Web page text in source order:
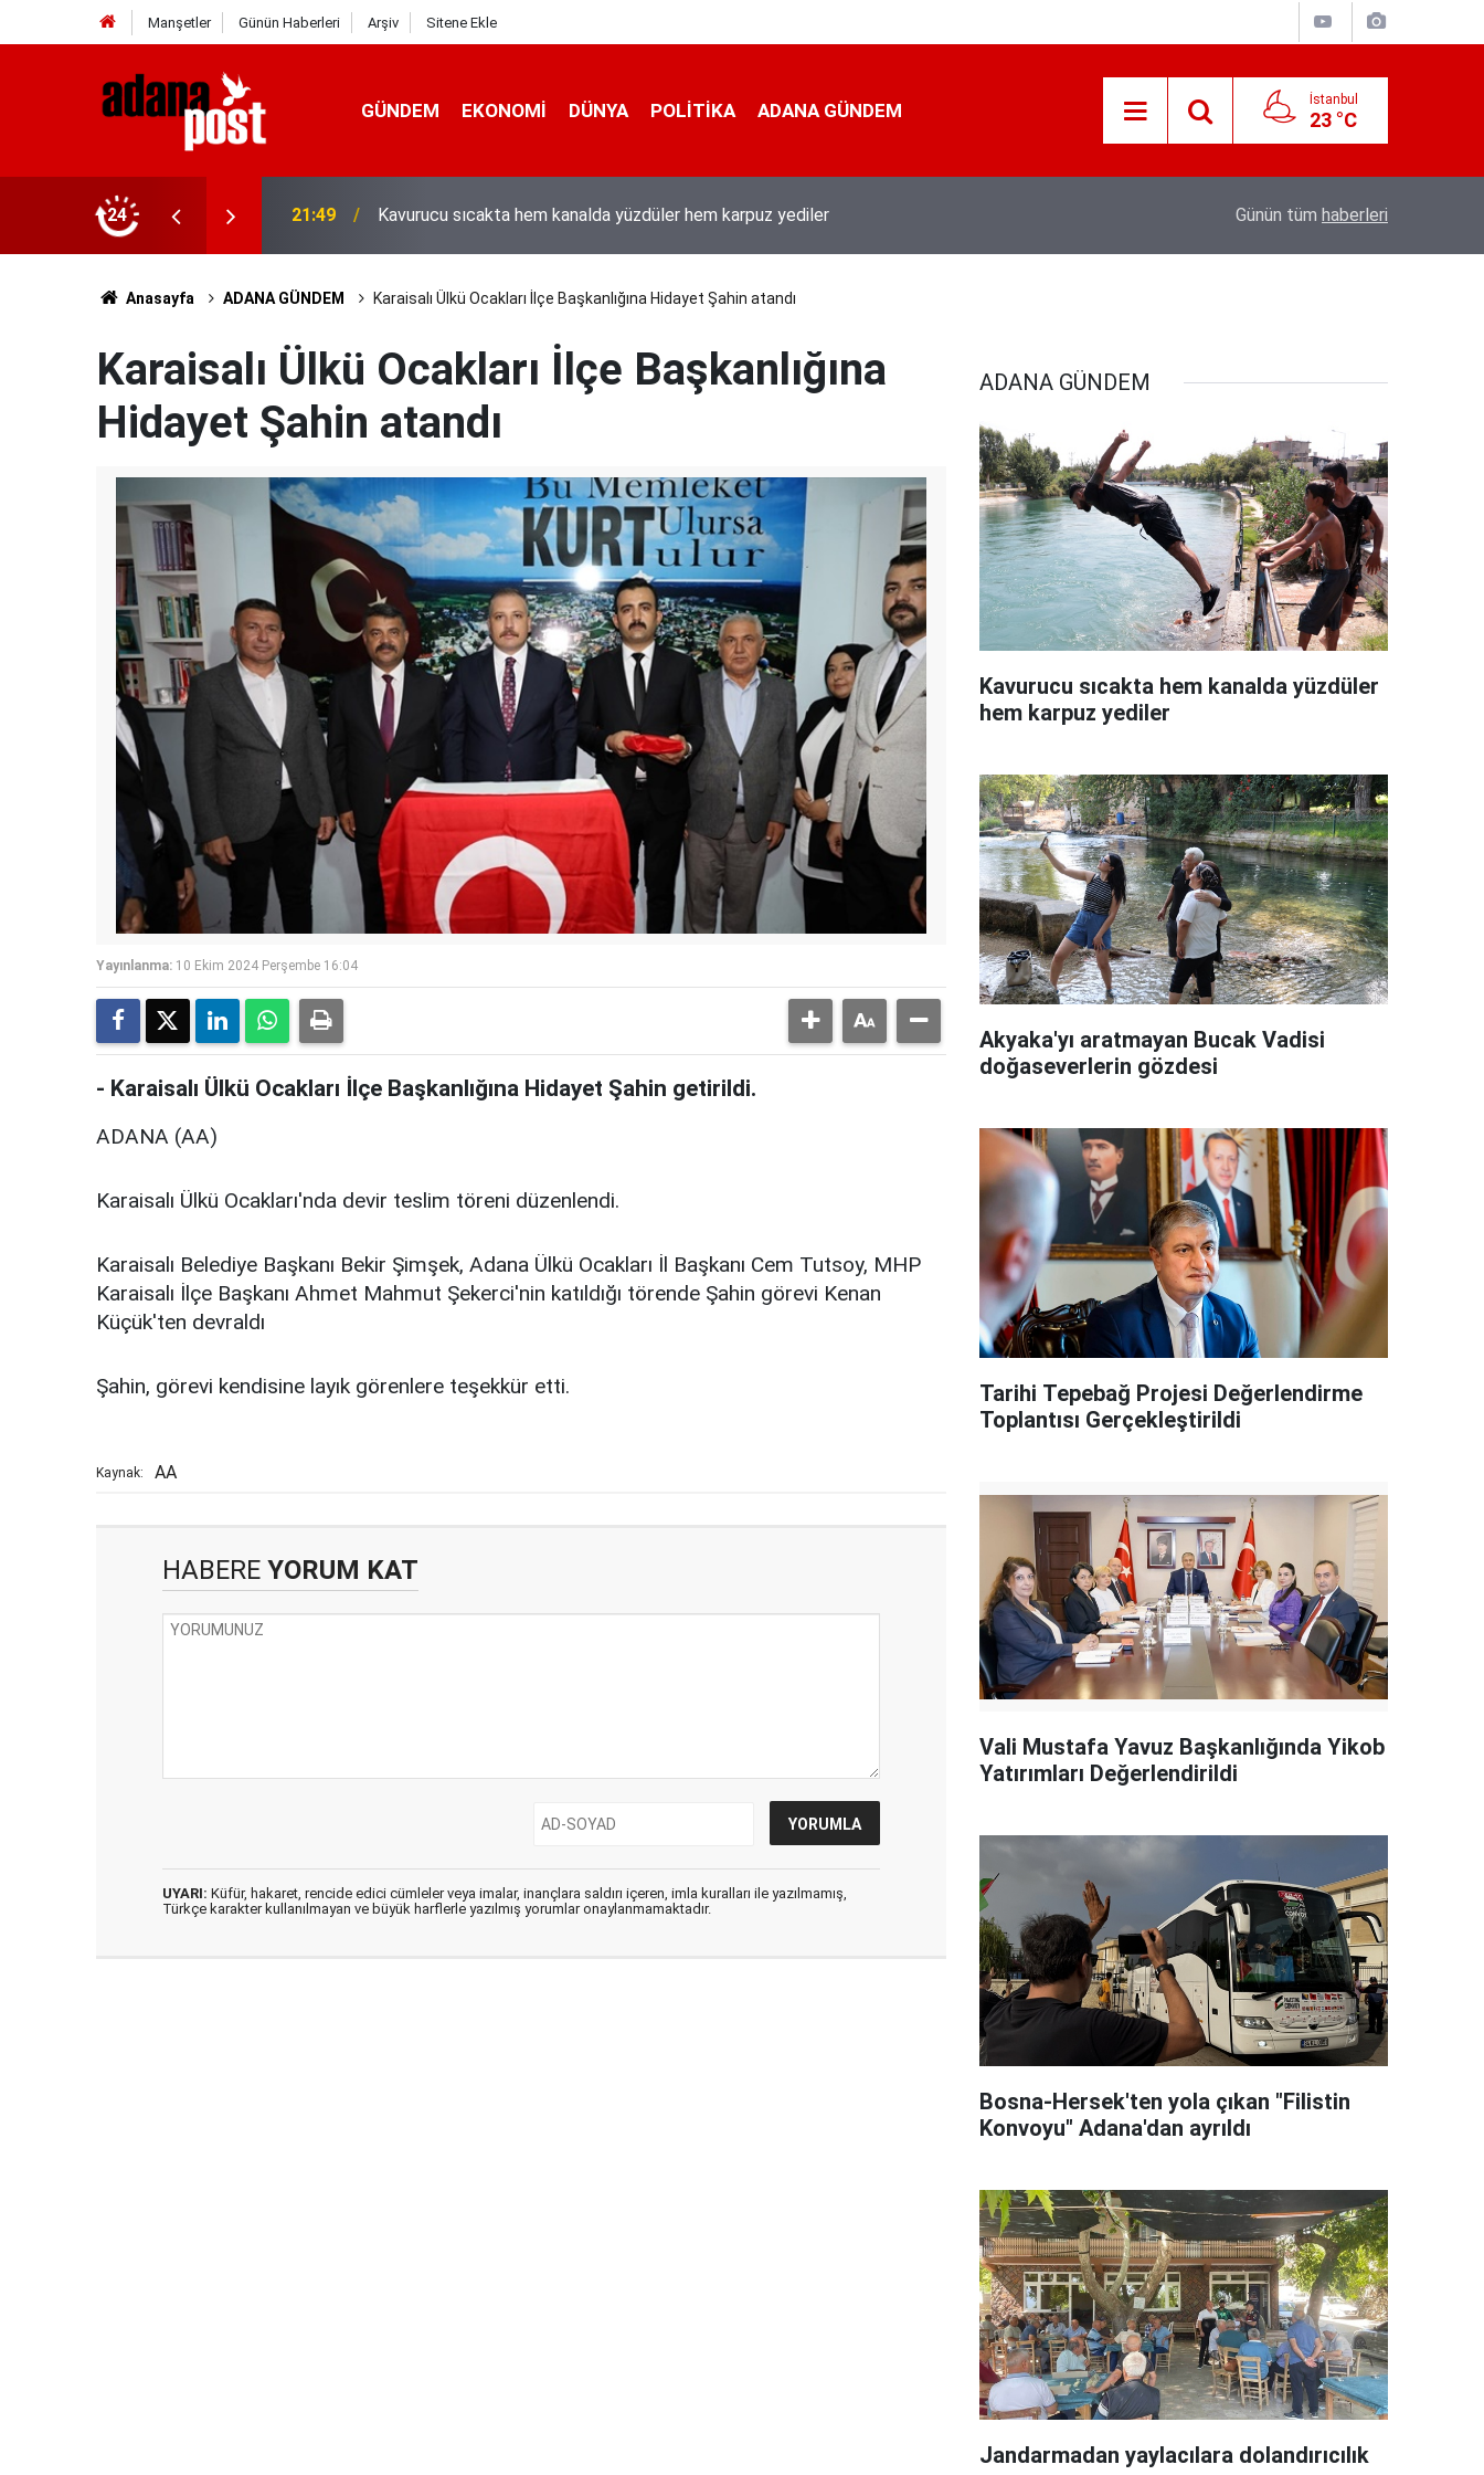
Manşetler Günün Haberleri Arşiv Sitene Ekle
GÜNDEM EKONOMI DÜNYA POLİTİKA ADANA GÜNDEM İstanbul
23 °C
24 21:31
Yeni İletişim Vizyonu” başlıklı makales
Akyaka'yı aratmayan Bucak Vadisi
Günün tüm haberleri
Anasayfa ADANA GÜNDEM Karaisalı Ülkü Ocakları İlçe Başkanlığına Hidayet Şahin atandı
Karaisalı Ülkü Ocakları İlçe Başkanlığına
Hidayet Şahin atandı
Yayınlanma: 10 Ekim 2024 Perşembe 16:04
- Karaisalı Ülkü Ocakları İlçe Başkanlığına Hidayet Şahin getirildi.
ADANA (AA)
Karaisalı Ülkü Ocakları'nda devir teslim töreni düzenlendi.
Karaisalı Belediye Başkanı Bekir Şimşek, Adana Ülkü Ocakları İl Başkanı Cem Tutsoy, MHP
Karaisalı İlçe Başkanı Ahmet Mahmut Şekerci'nin katıldığı törende Şahin görevi Kenan
Küçük'ten devraldı
Şahin, görevi kendisine layık görenlere teşekkür etti.
Kaynak: AA
HABERE YORUM KAT
UYARI: Küfür, hakaret, rencide edici cümleler veya imalar, inançlara saldırı içeren, imla kuralları ile yazılmamış,
Türkçe karakter kullanılmayan ve büyük harflerle yazılmış yorumlar onaylanmamaktadır.
ADANA GÜNDEM
Kavurucu sıcakta hem kanalda yüzdüler
hem karpuz yediler
Akyaka'yı aratmayan Bucak Vadisi
doğaseverlerin gözdesi
Tarihi Tepebağ Projesi Değerlendirme
Toplantısı Gerçekleştirildi
Vali Mustafa Yavuz Başkanlığında Yikob
Yatırımları Değerlendirildi
Bosna-Hersek'ten yola çıkan "Filistin
Konvoyu" Adana'dan ayrıldı
Jandarmadan yaylacılara dolandırıcılık